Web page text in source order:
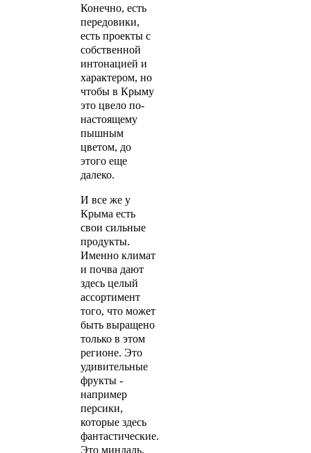
Конечно, есть
передовики,
есть проекты с
собственной
интонацией и
характером, но
чтобы в Крыму
это цвело по-
настоящему
пышным
цветом, до
этого еще
далеко.
И все же у
Крыма есть
свои сильные
продукты.
Именно климат
и почва дают
здесь целый
ассортимент
того, что может
быть выращено
только в этом
регионе. Это
удивительные
фрукты -
например
персики,
которые здесь
фантастические.
Это миндаль,